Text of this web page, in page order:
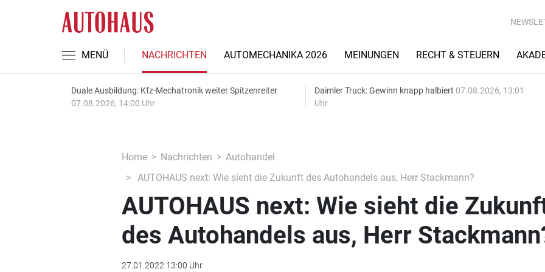
MENÜ NACHRICHTEN AUTOMECHANIKA 2026 MEINUNGEN RECHT & STEUERN
Duale Ausbildung: Kfz-Mechatronik weiter Spitzenreiter
07.08.2026, 14:00 Uhr
Daimler Truck: Gewinn knapp halbiert 07.08.2026, 13:01
Uhr
Home Nachrichten
Autohandel
AUTOHAUS next: Wie sieht die Zukunft des Autohandels aus, Herr Stackmann?
AUTOHAUS next: Wie sieht die
des Autohandels aus, Herr
27.01.2022 13:00 Uhr